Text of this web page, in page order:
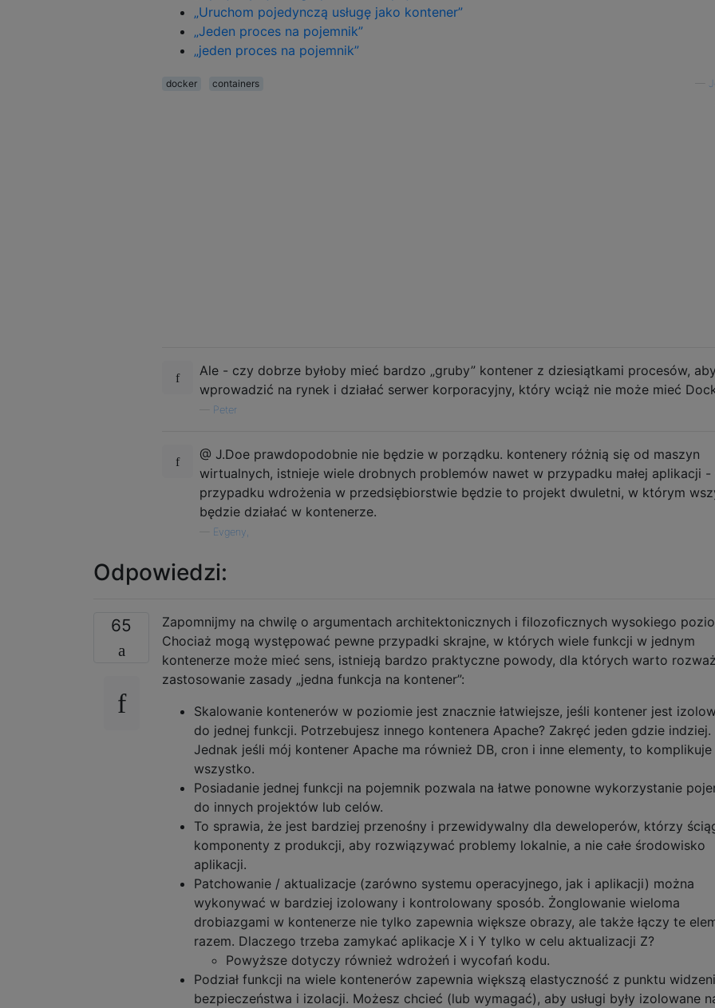
„Uruchom pojedynczą usługę jako kontener”
„Jeden proces na pojemnik”
„jeden proces na pojemnik”
docker containers
Ale - czy dobrze byłoby mieć bardzo „gruby” kontener z dziesiątkami procesów, aby
wprowadzić na rynek i działać serwer korporacyjny, który wciąż nie może mieć
Peter
@ J.Doe prawdopodobnie nie będzie w porządku. kontenery różnią się od maszyn
wirtualnych, istnieje wiele drobnych problemów nawet w przypadku małej aplikacji -
przypadku wdrożenia w przedsiębiorstwie będzie to projekt dwuletni, w którym
będzie działać w kontenerze.
Evgeny,
Odpowiedzi:
65
Zapomnijmy na chwilę o argumentach architektonicznych i filozoficznych wysokiego
Chociaż mogą występować pewne przypadki skrajne, w których wiele funkcji w jednym
kontenerze może mieć sens, istnieją bardzo praktyczne powody, dla których warto
zastosowanie zasady „jedna funkcja na kontener”:
Skalowanie kontenerów w poziomie jest znacznie łatwiejsze, jeśli kontener jest
do jednej funkcji. Potrzebujesz innego kontenera Apache? Zakręć jeden gdzie indziej.
Jednak jeśli mój kontener Apache ma również DB, cron i inne elementy, to
wszystko.
Posiadanie jednej funkcji na pojemnik pozwala na łatwe ponowne wykorzystanie
do innych projektów lub celów.
To sprawia, że ​​jest bardziej przenośny i przewidywalny dla deweloperów, którzy
komponenty z produkcji, aby rozwiązywać problemy lokalnie, a nie całe środowisko
aplikacji.
Patchowanie / aktualizacje (zarówno systemu operacyjnego, jak i aplikacji) można
wykonywać w bardziej izolowany i kontrolowany sposób. Żonglowanie wieloma
drobiazgami w kontenerze nie tylko zapewnia większe obrazy, ale także łączy te
razem. Dlaczego trzeba zamykać aplikacje X i Y tylko w celu aktualizacji Z?
Powyższe dotyczy również wdrożeń i wycofań kodu.
Podział funkcji na wiele kontenerów zapewnia większą elastyczność z punktu
bezpieczeństwa i izolacji. Możesz chcieć (lub wymagać), aby usługi były izolowane